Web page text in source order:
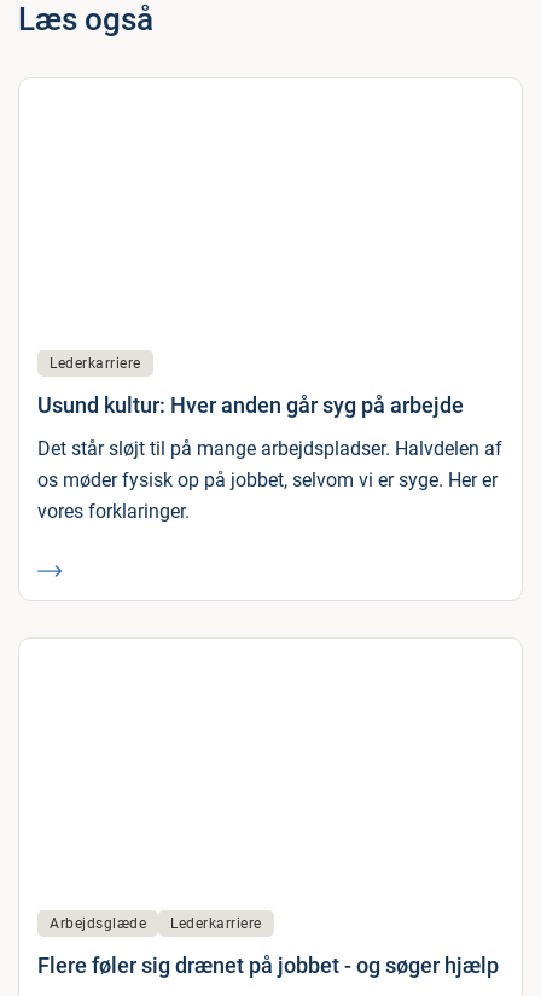
Læs også
Lederkarriere
Usund kultur: Hver anden går syg på arbejde
Det står sløjt til på mange arbejdspladser. Halvdelen af
os møder fysisk op på jobbet, selvom vi er syge. Her er
vores forklaringer.
Arbejdsglæde Lederkarriere
Flere føler sig drænet på jobbet - og søger hjælp